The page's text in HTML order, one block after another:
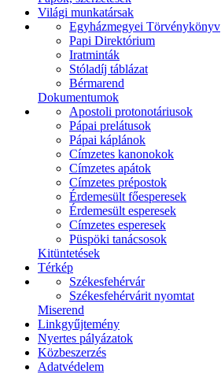
Világi munkatársak
Egyházmegyei Törvénykönyv
Papi Direktórium
Iratminták
Stóladíj táblázat
Bérmarend
Dokumentumok
Apostoli protonotáriusok
Pápai prelátusok
Pápai káplánok
Címzetes kanonokok
Címzetes apátok
Címzetes prépostok
Érdemesült főesperesek
Érdemesült esperesek
Címzetes esperesek
Püspöki tanácsosok
Kitüntetések
Térkép
Székesfehérvár
Székesfehérvárit nyomtat
Miserend
Linkgyűjtemény
Nyertes pályázatok
Közbeszerzés
Adatvédelem